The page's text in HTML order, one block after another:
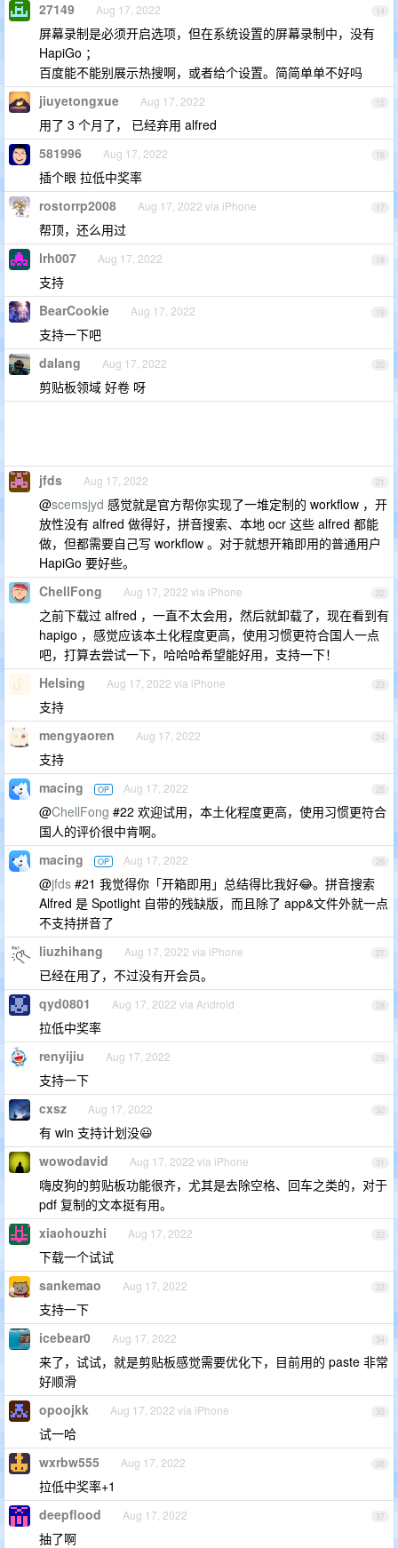
14
27149 Aug 17, 2022
屏幕录制是必须开启选项，但在系统设置的屏幕录制中，没有
HapiGo ；
百度能不能别展示热搜啊，或者给个设置。简简单单不好吗
15
jiuyetongxue Aug 17, 2022
用了 3 个月了， 已经弃用 alfred
16
581996 Aug 17, 2022
插个眼 拉低中奖率
17
rostorrp2008 Aug 17, 2022 via iPhone
帮顶，还么用过
18
lrh007 Aug 17, 2022
支持
19
BearCookie Aug 17, 2022
支持一下吧
20
dalang Aug 17, 2022
剪贴板领域 好卷 呀
21
jfds Aug 17, 2022
@scemsjyd 感觉就是官方帮你实现了一堆定制的 workflow ，开
放性没有 alfred 做得好，拼音搜索、本地 ocr 这些 alfred 都能
做，但都需要自己写 workflow 。对于就想开箱即用的普通用户
HapiGo 要好些。
22
ChellFong Aug 17, 2022 via iPhone
之前下载过 alfred ，一直不太会用，然后就卸载了，现在看到有
hapigo ，感觉应该本土化程度更高，使用习惯更符合国人一点
吧，打算去尝试一下，哈哈哈希望能好用，支持一下！
23
Helsing Aug 17, 2022 via iPhone
支持
24
mengyaoren Aug 17, 2022
支持
25
macing OP Aug 17, 2022
@ChellFong #22 欢迎试用，本土化程度更高，使用习惯更符合
国人的评价很中肯啊。
26
macing OP Aug 17, 2022
@jfds #21 我觉得你「开箱即用」总结得比我好😂。拼音搜索
Alfred 是 Spotlight 自带的残缺版，而且除了 app&文件外就一点
不支持拼音了
27
liuzhihang Aug 17, 2022 via iPhone
已经在用了，不过没有开会员。
28
qyd0801 Aug 17, 2022 via Android
拉低中奖率
29
renyijiu Aug 17, 2022
支持一下
30
cxsz Aug 17, 2022
有 win 支持计划没😃
31
wowodavid Aug 17, 2022 via iPhone
嗨皮狗的剪贴板功能很齐，尤其是去除空格、回车之类的，对于
pdf 复制的文本挺有用。
32
xiaohouzhi Aug 17, 2022
下载一个试试
33
sankemao Aug 17, 2022
支持一下
34
icebear0 Aug 17, 2022
来了，试试，就是剪贴板感觉需要优化下，目前用的 paste 非常
好顺滑
35
opoojkk Aug 17, 2022 via iPhone
试一哈
36
wxrbw555 Aug 17, 2022
拉低中奖率+1
37
deepflood Aug 17, 2022
抽了啊